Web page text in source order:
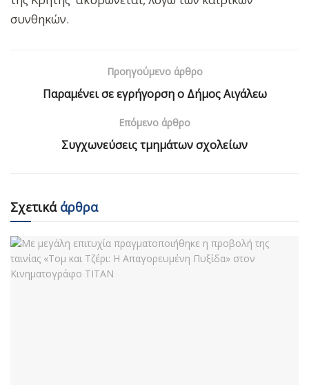
συνθηκών.
Προηγούμενο άρθρο
Παραμένει σε εγρήγορση ο Δήμος Αιγάλεω
Επόμενο άρθρο
Συγχωνεύσεις τμημάτων σχολείων
Σχετικάάρθρα